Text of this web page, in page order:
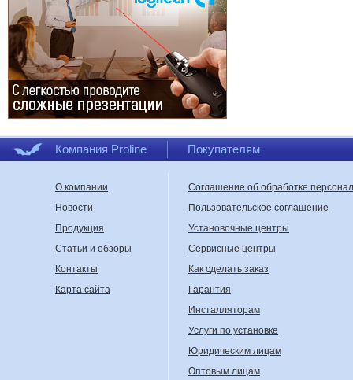
Компания Proline Покупателям
О компании
Новости
Продукция
Статьи и обзоры
Контакты
Карта сайта
Соглашение об обработке
Пользовательское соглашение
Установочные центры
Сервисные центры
Как сделать заказ
Гарантия
Инсталляторам
Услуги по установке
Юридическим лицам
Оптовым лицам